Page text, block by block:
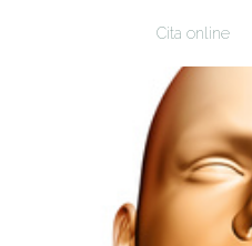
Cita online